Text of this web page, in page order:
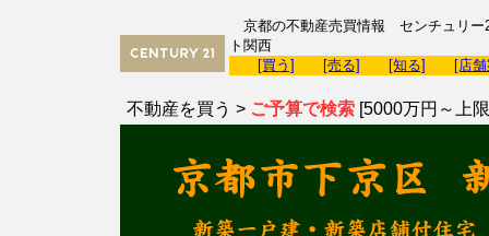
京都の不動産売買情報 センチュリー
ト関西
[買う]
[売る] [知る] [店
不動産を買う > ご予算で検索 [5000万円～上